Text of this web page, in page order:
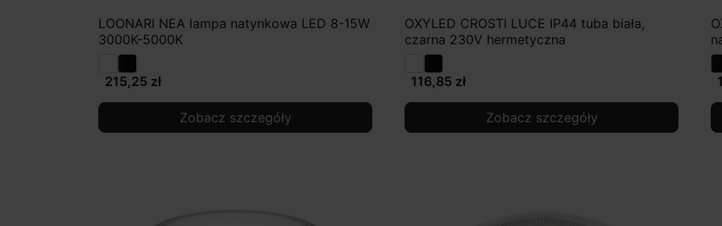
LOONARI NEA lampa natynkowa LED 8-15W
3000K-5000K
215,25 zł
Zobacz szczegóły
OXYLED CROSTI LUCE IP44 tuba biała,
czarna 230V hermetyczna
116,85 zł
Zobacz szczegóły